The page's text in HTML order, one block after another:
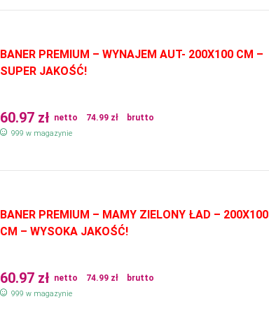
BANER PREMIUM – WYNAJEM AUT- 200X100 CM –
SUPER JAKOŚĆ!
60.97 zł netto 74.99 zł brutto
999 w magazynie
BANER PREMIUM – MAMY ZIELONY ŁAD – 200X100
CM – WYSOKA JAKOŚĆ!
60.97 zł netto 74.99 zł brutto
999 w magazynie